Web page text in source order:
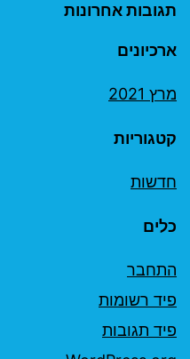
תגובות אחרונות
ארכיונים
מרץ 2021
קטגוריות
חדשות
כלים
התחבר
פיד רשומות
פיד תגובות